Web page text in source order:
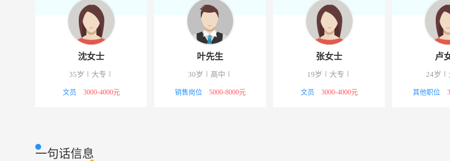
其它类型 桂林荔浦银子岩旅游有限责任公司 -广西荔浦
人事质检员 其它类型 桂林荔浦银子岩旅游有限责任公司
财会审计 壮都通信股份有限公司
电话客服 客户服务 南宁消安防火咨询服务有限公司
沈女士
35岁 大专
文员 3000-4000元
叶先生
30岁 高中
销售岗位 5000-8000元
张女士
19岁 大专
文员 3000-4000元
卢
24岁
其他职位
一句话信息